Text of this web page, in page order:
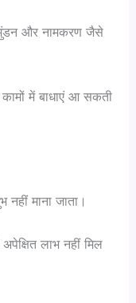
मुंडन और नामकरण जैसे
में बाधाएं आ सकती
नहीं माना जाता।
लाभ नहीं मिल